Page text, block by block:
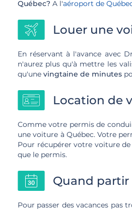
Québec? A l'aéroport de
Louer une
En réservant à l'avance avec
n'aurez plus qu'à mettre les
qu'une vingtaine de minutes
Location de
Comme votre permis de
une voiture à Québec. Votre
Pour récupérer votre voiture
que le permis.
Quand partir
Pour passer des vacances pas